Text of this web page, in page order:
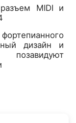
MIDI и
дизайн и
позавидуют